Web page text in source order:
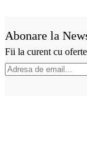
Abonare la
Fii la curent cu